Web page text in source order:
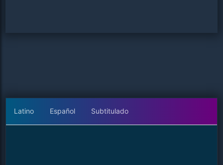
Latino Español Subtitulado